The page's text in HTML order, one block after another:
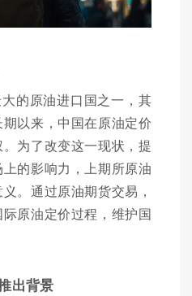
的原油进口国之一，其
以来，中国在原油定价
为了改变这一现状，提
的影响力，上期所原油
。通过原油期货交易，
原油定价过程，维护国
出背景